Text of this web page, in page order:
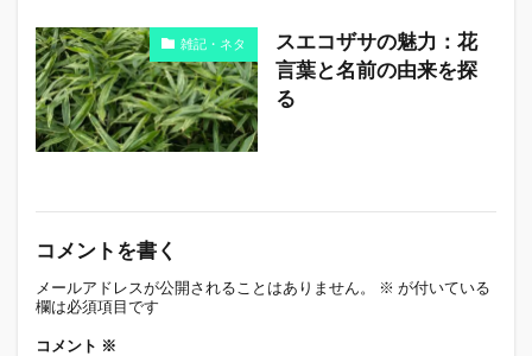
雑記・ネタ
スエコザサの魅力：花
言葉と名前の由来を探
る
コメントを書く
メールアドレスが公開されることはありません。 ※ が付いている
欄は必須項目です
コメント ※